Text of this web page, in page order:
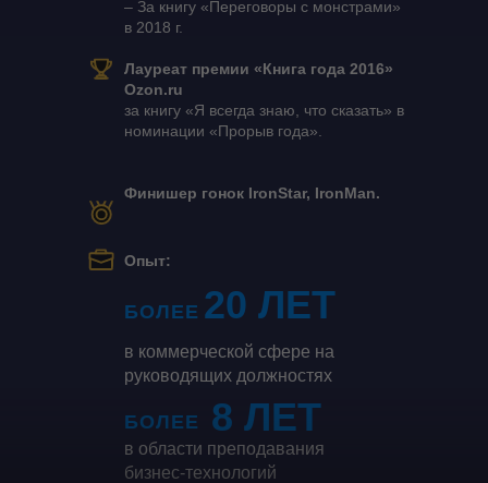
БОЛЕЕ
в коммерческой сфере на
руководящих должностях
20 ЛЕТ
БОЛЕЕ
в области преподавания
бизнес-технологий
8 ЛЕТ
– За книгу «Переговоры с монстрами»
в 2018 г.
Лауреат премии «Книга года 2016»
Ozon.ru
за книгу «Я всегда знаю, что сказать» в
номинации «Прорыв года».
Финишер гонок IronStar, IronMan.
Опыт: